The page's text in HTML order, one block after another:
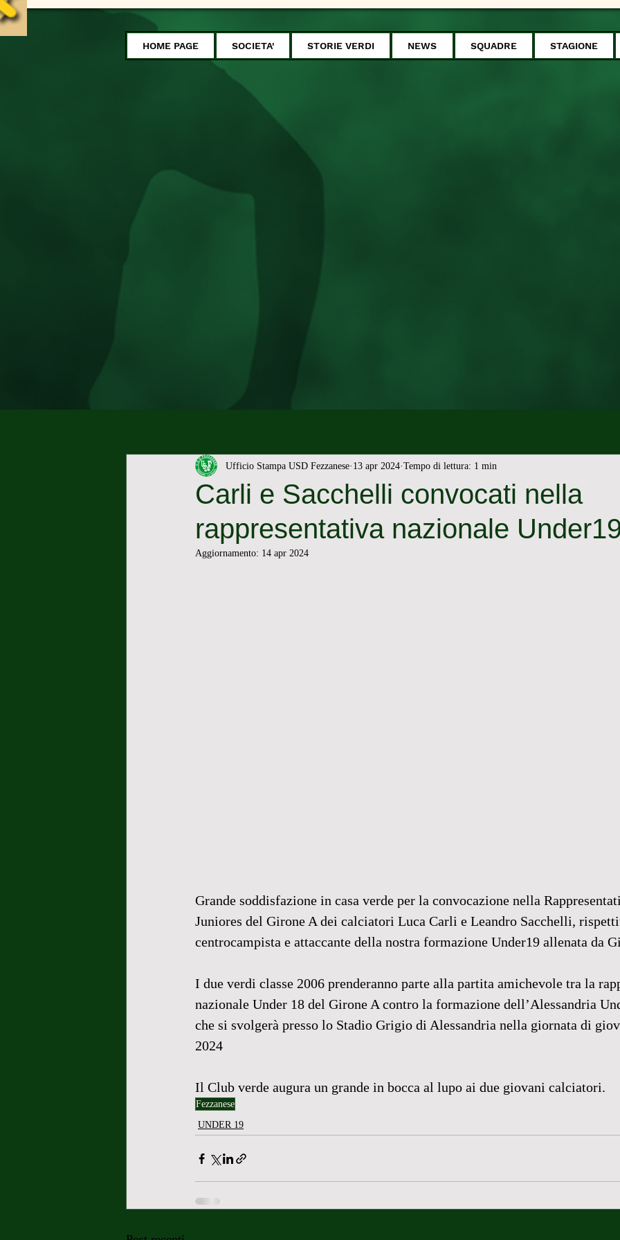
HOME PAGE SOCIETA' STORIE VERDI NEWS SQUADRE STAGIONE
Carli e Sacchelli convocati nella
rappresentativa nazionale
Ufficio Stampa USD Fezzanese 13 apr 2024 Tempo di lettura: 1 min
Aggiornamento: 14 apr 2024
Grande soddisfazione in casa verde per la convocazione nella
Juniores del Girone A dei calciatori Luca Carli e Leandro Sacchelli,
centrocampista e attaccante della nostra formazione Under19 allenata da
I due verdi classe 2006 prenderanno parte alla partita amichevole tra la
nazionale Under 18 del Girone A contro la formazione dell’Alessandria
che si svolgerà presso lo Stadio Grigio di Alessandria nella giornata di
2024
Il Club verde augura un grande in bocca al lupo ai due giovani calciatori.
Fezzanese
UNDER 19